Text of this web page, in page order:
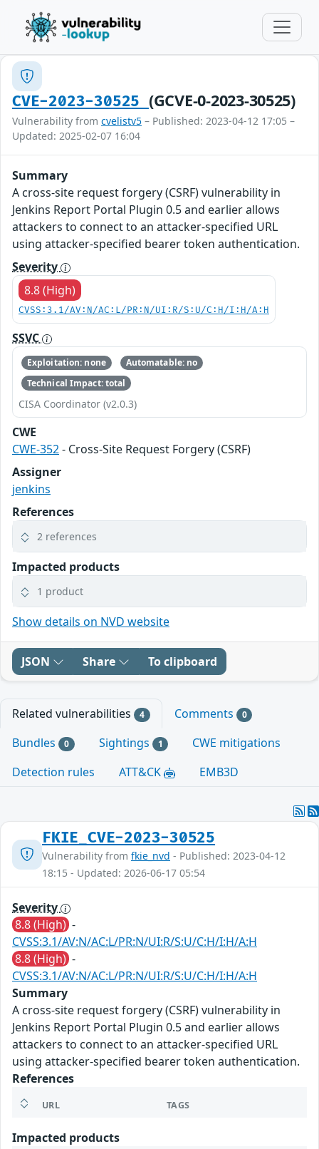
CVE-2023-30525 (GCVE-0-2023-30525)
Vulnerability from cvelistv5 – Published: 2023-04-12 17:05 –
Updated: 2025-02-07 16:04
Summary
A cross-site request forgery (CSRF) vulnerability in
Jenkins Report Portal Plugin 0.5 and earlier allows
attackers to connect to an attacker-specified URL
using attacker-specified bearer token authentication.
Severity
8.8 (High)
CVSS:3.1/AV:N/AC:L/PR:N/UI:R/S:U/C:H/I:H/A:H
SSVC
Exploitation: none
Automatable: no
Technical Impact: total
CISA Coordinator (v2.0.3)
CWE
CWE-352- Cross-Site Request Forgery (CSRF)
Assigner
jenkins
References
2 references
Impacted products
1 product
Show details on NVD website
JSON Share To clipboard
Related vulnerabilities 4 Comments 0
Bundles 0 Sightings 1
CWE mitigations
Detection rules
ATT&CK EMB3D
FKIE_CVE-2023-30525
Vulnerability from fkie_nvd - Published: 2023-04-12
18:15 - Updated: 2026-06-17 05:54
Severity
8.8 (High) -
CVSS:3.1/AV:N/AC:L/PR:N/UI:R/S:U/C:H/I:H/A:H
8.8 (High) -
CVSS:3.1/AV:N/AC:L/PR:N/UI:R/S:U/C:H/I:H/A:H
Summary
A cross-site request forgery (CSRF) vulnerability in
Jenkins Report Portal Plugin 0.5 and earlier allows
attackers to connect to an attacker-specified URL
using attacker-specified bearer token authentication.
References
URL TAGS
Impacted products